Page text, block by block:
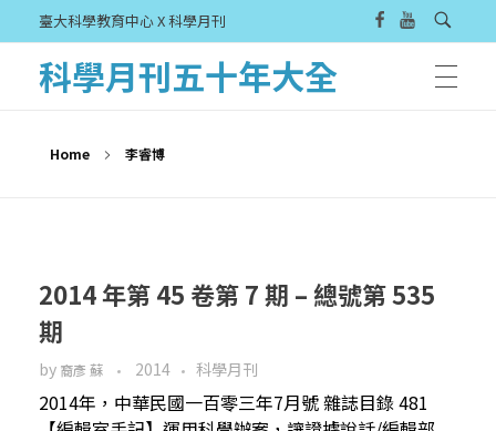
臺大科學教育中心 X 科學月刊
科學月刊五十年大全
Home 李睿博
2014 年第 45 卷第 7 期 – 總號第 535
期
by 裔彥 蘇 2014 科學月刊
2014年，中華民國一百零三年7月號 雜誌目錄 481